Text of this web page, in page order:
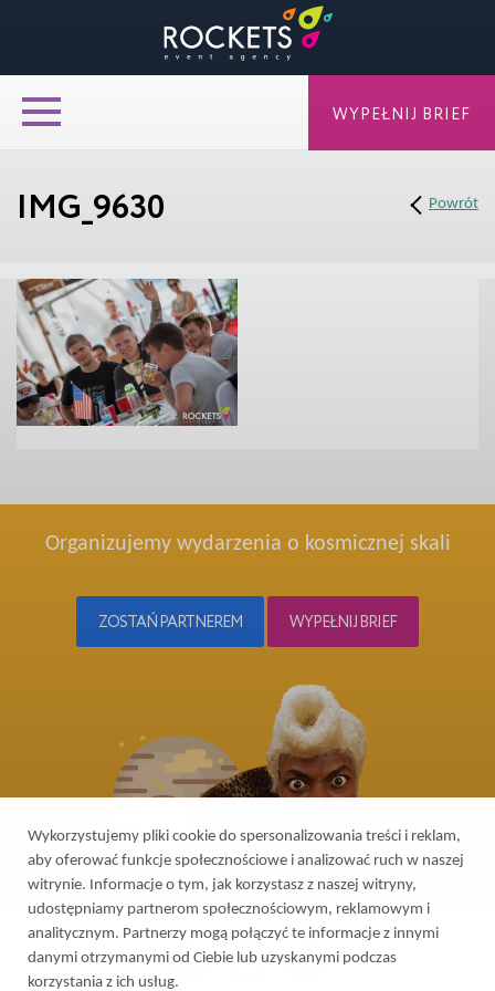
IMG_9630 Powrót
Organizujemy wydarzenia o kosmicznej skali
ZOSTAŃ PARTNEREM WYPEŁNIJ BRIEF
WYPEŁNIJ BRIEF
Wykorzystujemy pliki cookie do spersonalizowania treści i reklam,
aby oferować funkcje społecznościowe i analizować ruch w naszej
witrynie. Informacje o tym, jak korzystasz z naszej witryny,
udostępniamy partnerom społecznościowym, reklamowym i
analitycznym. Partnerzy mogą połączyć te informacje z innymi
danymi otrzymanymi od Ciebie lub uzyskanymi podczas
korzystania z ich usług.